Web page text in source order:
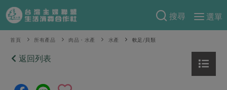
搜尋
選單
產品分類
當季蔬果
食譜料理
食材
特別企畫
首頁 所有產品 肉品・水產 水產 軟足/貝類
返回列表